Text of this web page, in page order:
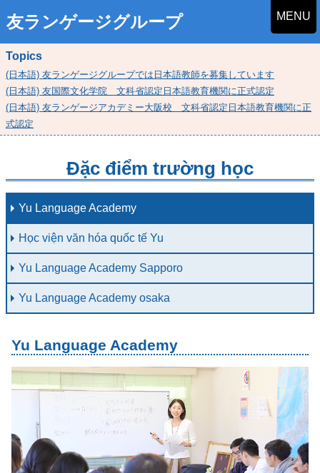
友ランゲージグループ MENU
Topics
(日本語) 友ランゲージグループでは日本語教師を募集しています
(日本語) 友国際文化学院 文科省認定日本語教育機関に正式認定
(日本語) 友ランゲージアカデミー大阪校 文科省認定日本語教育機関に正
式認定
Đặc điểm trường học
Yu Language Academy
Học viện văn hóa quốc tế Yu
Yu Language Academy Sapporo
Yu Language Academy osaka
Yu Language Academy